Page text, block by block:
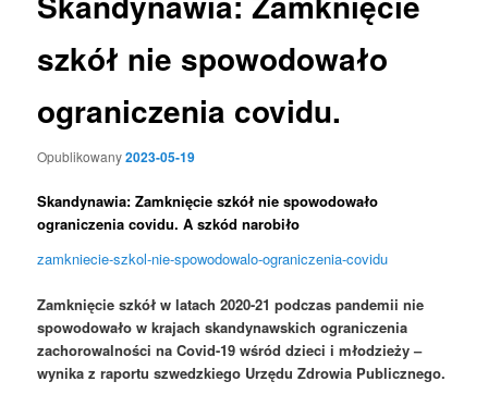
szkół nie spowodowało
ograniczenia covidu.
Opublikowany2023-05-19
Skandynawia: Zamknięcie szkół nie spowodowało
ograniczenia covidu. A szkód narobiło
zamkniecie-szkol-nie-spowodowalo-ograniczenia-covidu
Zamknięcie szkół w latach 2020-21 podczas pandemii nie
spowodowało w krajach skandynawskich ograniczenia
zachorowalności na Covid-19 wśród dzieci i młodzieży –
wynika z raportu szwedzkiego Urzędu Zdrowia Publicznego.